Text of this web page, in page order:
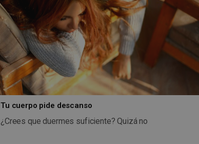
Tu cuerpo pide descanso
¿Crees que duermes suficiente? Quizá no